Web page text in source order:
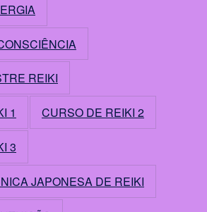
REIKI
1 CURSO DE REIKI 2
3
JAPONESA DE REIKI